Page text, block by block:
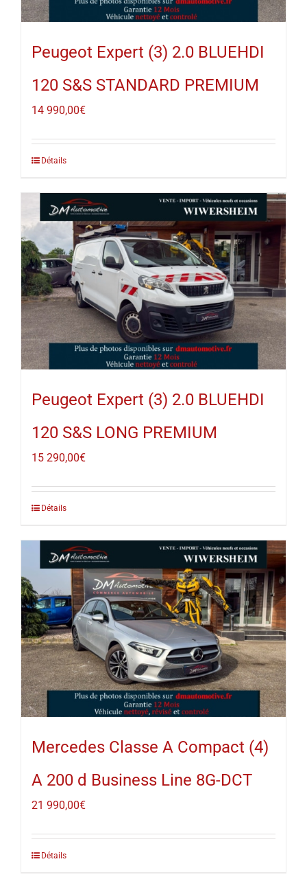
Peugeot Expert (3) 2.0 BLUEHDI
120 S&S STANDARD PREMIUM
14 990,00€
Détails
Peugeot Expert (3) 2.0 BLUEHDI
120 S&S LONG PREMIUM
15 290,00€
Détails
Mercedes Classe A Compact (4)
A 200 d Business Line 8G-DCT
21 990,00€
Détails